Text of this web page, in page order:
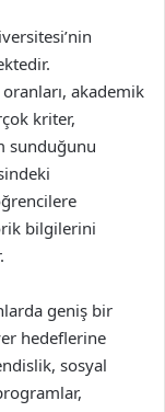
akademik
kriter,
sunduğunu
bilgilerini
geniş bir
hedeflerine
sosyal